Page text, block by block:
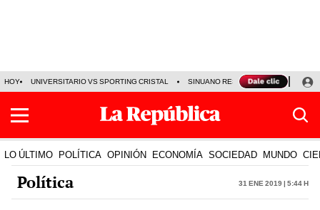
HOY UNIVERSITARIO VS SPORTING CRISTAL SINUANO RESULTADOS HOY
LO ÚLTIMO POLÍTICA OPINIÓN ECONOMÍA SOCIEDAD MUNDO
Política 31 Ene 2019 | 5:44 h